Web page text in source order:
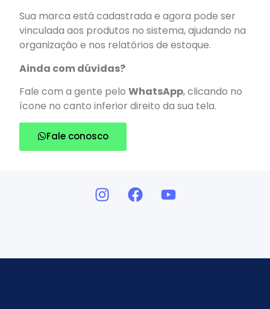
Sua marca está cadastrada e agora pode ser
vinculada aos produtos no sistema, ajudando na
organização e nos relatórios de estoque.
Ainda com dúvidas?
Fale com a gente pelo WhatsApp, clicando no
ícone no canto inferior direito da sua tela.
Fale conosco